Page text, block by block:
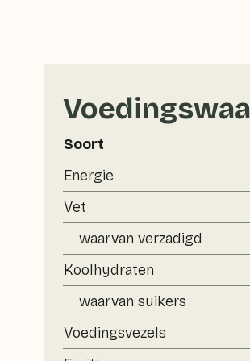
Soort
Energie
Vet
waarvan verzadigd
Koolhydraten
waarvan suikers
Voedingsvezels